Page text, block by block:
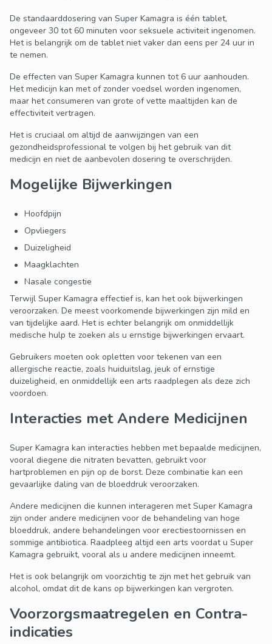
De standaarddosering van Super Kamagra is één tablet,
ongeveer 30 tot 60 minuten voor seksuele activiteit ingenomen.
Het is belangrijk om de tablet niet vaker dan eens per 24 uur in
te nemen.
De effecten van Super Kamagra kunnen tot 6 uur aanhouden.
Het medicijn kan met of zonder voedsel worden ingenomen,
maar het consumeren van grote of vette maaltijden kan de
effectiviteit vertragen.
Het is cruciaal om altijd de aanwijzingen van een
gezondheidsprofessional te volgen bij het gebruik van dit
medicijn en niet de aanbevolen dosering te overschrijden.
Mogelijke Bijwerkingen
Hoofdpijn
Opvliegers
Duizeligheid
Maagklachten
Nasale congestie
Terwijl Super Kamagra effectief is, kan het ook bijwerkingen
veroorzaken. De meest voorkomende bijwerkingen zijn mild en
van tijdelijke aard. Het is echter belangrijk om onmiddellijk
medische hulp te zoeken als u ernstige bijwerkingen ervaart.
Gebruikers moeten ook opletten voor tekenen van een
allergische reactie, zoals huiduitslag, jeuk of ernstige
duizeligheid, en onmiddellijk een arts raadplegen als deze zich
voordoen.
Interacties met Andere Medicijnen
Super Kamagra kan interacties hebben met bepaalde medicijnen,
vooral diegene die nitraten bevatten, gebruikt voor
hartproblemen en pijn op de borst. Deze combinatie kan een
gevaarlijke daling van de bloeddruk veroorzaken.
Andere medicijnen die kunnen interageren met Super Kamagra
zijn onder andere medicijnen voor de behandeling van hoge
bloeddruk, andere behandelingen voor erectiestoornissen en
sommige antibiotica. Raadpleeg altijd een arts voordat u Super
Kamagra gebruikt, vooral als u andere medicijnen inneemt.
Het is ook belangrijk om voorzichtig te zijn met het gebruik van
alcohol, omdat dit de kans op bijwerkingen kan vergroten.
Voorzorgsmaatregelen en Contra-
indicaties